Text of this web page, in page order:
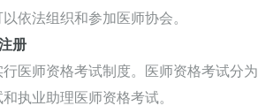
法组织和参加医师协会。
册
师资格考试制度。医师资格考试分为
执业助理医师资格考试。